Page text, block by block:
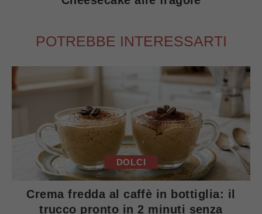
POTREBBE INTERESSARTI
DOLCI
Crema fredda al caffè in bottiglia: il
trucco pronto in 2 minuti senza